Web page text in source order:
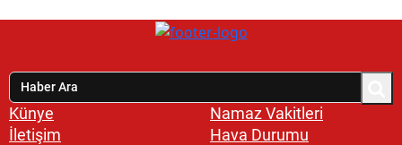
Künye
İletişim
Namaz Vakitleri
Hava Durumu